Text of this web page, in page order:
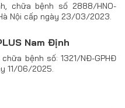
chữa bệnh số 2888/HNO-
Nội cấp ngày 23/03/2023.
Nam Định
bệnh số: 1321/NĐ-GPHĐ
11/06/2025.